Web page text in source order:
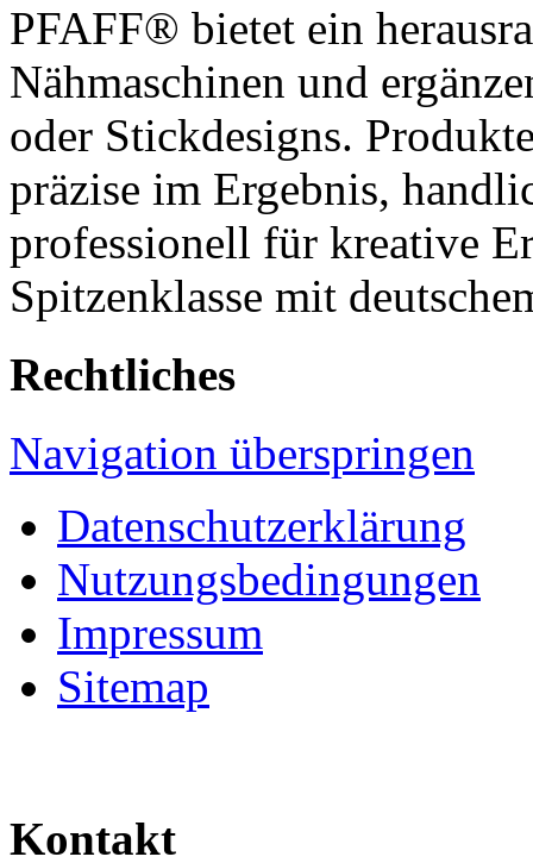
PFAFF® bietet ein
Nähmaschinen und
oder Stickdesigns.
präzise im Ergebnis,
professionell für kreative
Spitzenklasse mit
Rechtliches
Navigation überspringen
Datenschutzerklärung
Nutzungsbedingungen
Impressum
Sitemap
Kontakt